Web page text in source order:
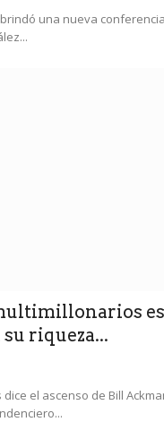
una nueva
riqueza...
el ascenso de Bill